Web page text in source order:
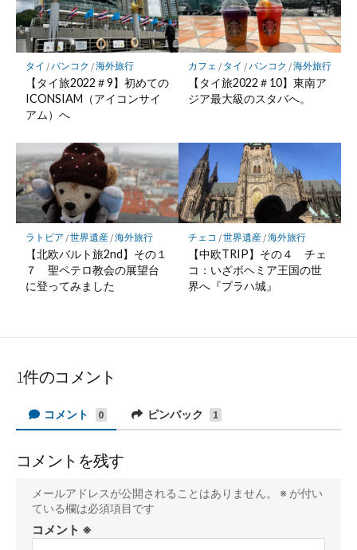
タイ /バンコク /海外旅行
【タイ旅2022＃9】初めての
ICONSIAM（アイコンサイ
アム）へ
カフェ / タイ /バンコク /海外旅行
【タイ旅2022＃10】東南ア
ジア最大級のスタバへ。
ラトビア /世界遺産/海外旅行
【北欧バルト旅2nd】その１
７ 聖ペテロ教会の展望台
に登ってみました
チェコ /世界遺産/海外旅行
【中欧TRIP】その４ チェ
コ：いざボヘミア王国の世
界へ『プラハ城』
1件のコメント
コメント 0 ピンバック 1
コメントを残す
メールアドレスが公開されることはありません。 ※ が付い
ている欄は必須項目です
コメント ※